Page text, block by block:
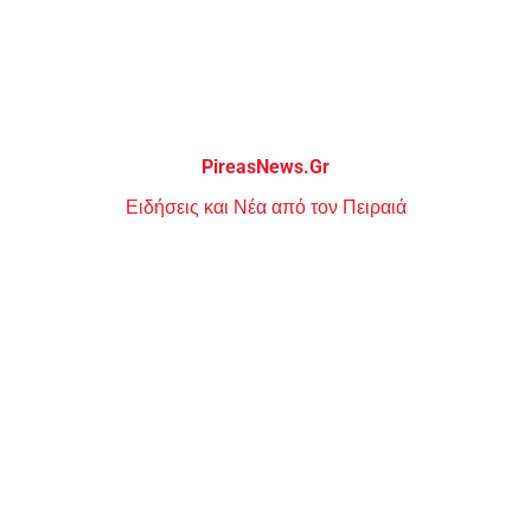
PireasNews.Gr
Ειδήσεις και Νέα από τον Πειραιά